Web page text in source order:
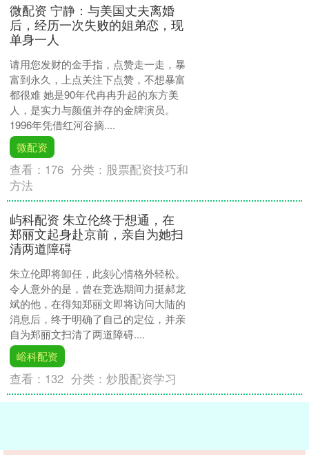
微配资 宁静：与美国丈夫离婚
后，经历一次失败的姐弟恋，现
单身一人
请用您发财的金手指，点赞走一走，暴
富到永久，上点关注下点赞，不想暴富
都很难 她是90年代冉冉升起的东方美
人，是实力与颜值并存的金牌演员。
1996年凭借红河谷摘....
微配资
查看： 176 分类： 股票配资技巧和
方法
屿科配资 朱立伦终于想通，在
郑丽文起身赴京前，亲自为她扫
清两道障碍
朱立伦即将卸任，此刻心情格外轻松。
令人意外的是，曾在竞选期间力挺郝龙
斌的他，在得知郑丽文即将访问大陆的
消息后，终于明确了自己的定位，并亲
自为郑丽文扫清了两道障碍....
峪科配资
查看： 132 分类：炒股配资学习